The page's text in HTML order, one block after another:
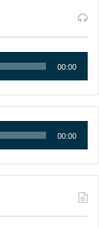
00:00
00:00